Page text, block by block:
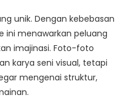
unik. Dengan kebebasan
ini menawarkan peluang
imajinasi. Foto-foto
karya seni visual, tetapi
mengenai struktur,